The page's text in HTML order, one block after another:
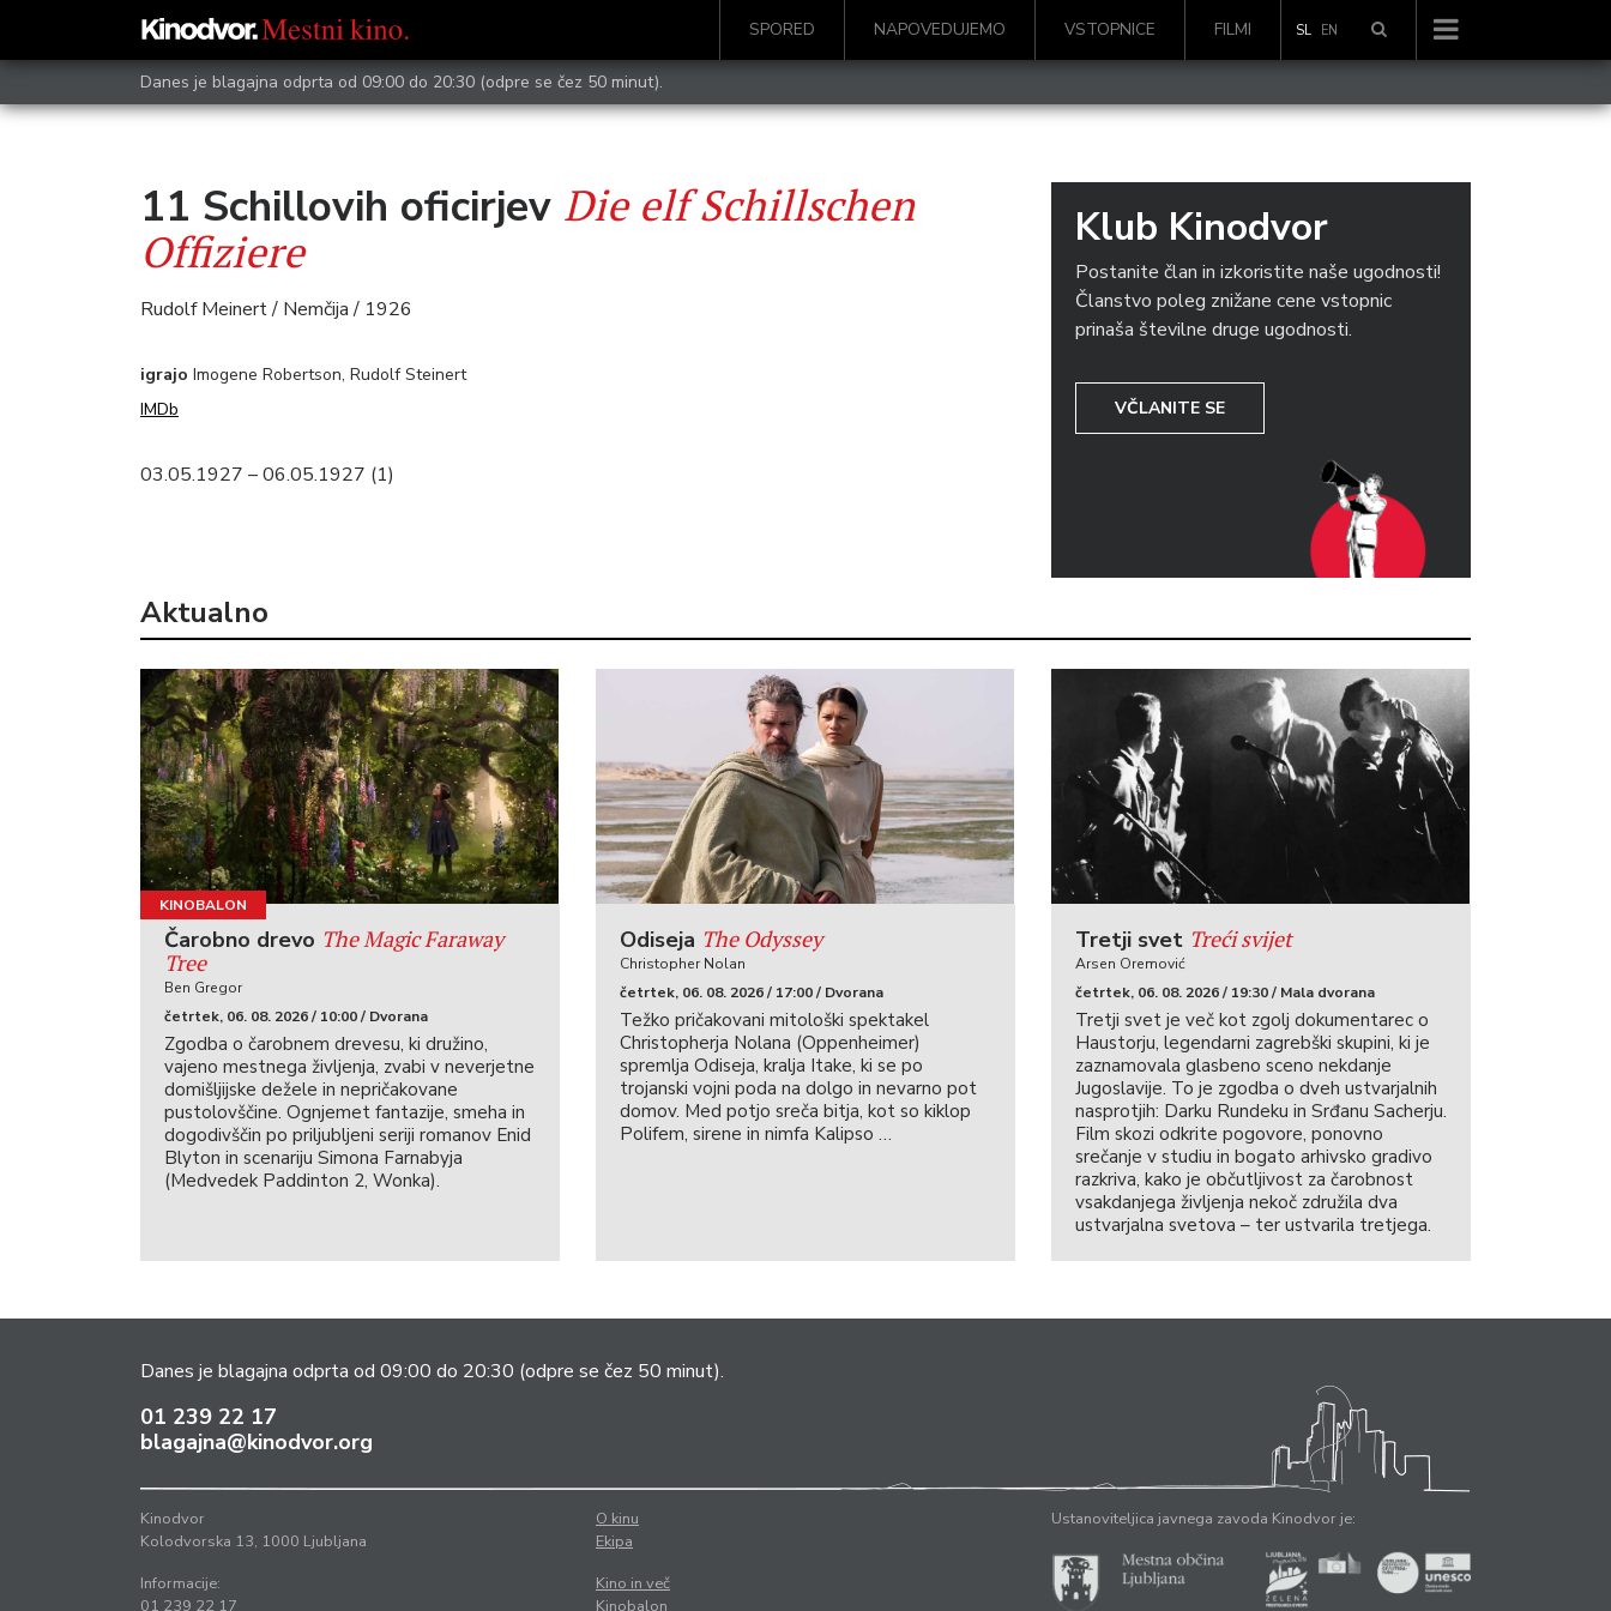
SPORED NAPOVEDUJEMO VSTOPNICE FILMI SL EN
Danes je blagajna odprta od 09:00 do 20:30 (odpre se čez 50 minut).
11 Schillovih oficirjev Die elf Schillschen
Offiziere
Rudolf Meinert / Nemčija / 1926
igrajo Imogene Robertson, Rudolf Steinert
IMDb
03.05.1927 – 06.05.1927 (1)
Klub Kinodvor
Postanite član in izkoristite naše ugodnosti!
Članstvo poleg znižane cene vstopnic
prinaša številne druge ugodnosti.
VČLANITE SE
Aktualno
KINOBALON
Čarobno drevo The Magic Faraway
Tree
Ben Gregor
četrtek, 06. 08. 2026 / 10:00 / Dvorana
Zgodba o čarobnem drevesu, ki družino,
vajeno mestnega življenja, zvabi v neverjetne
domišljijske dežele in nepričakovane
pustolovščine. Ognjemet fantazije, smeha in
dogodivščin po priljubljeni seriji romanov Enid
Blyton in scenariju Simona Farnabyja
(Medvedek Paddinton 2, Wonka).
Odiseja The Odyssey
Christopher Nolan
četrtek, 06. 08. 2026 / 17:00 / Dvorana
Težko pričakovani mitološki spektakel
Christopherja Nolana (Oppenheimer)
spremlja Odiseja, kralja Itake, ki se po
trojanski vojni poda na dolgo in nevarno pot
domov. Med potjo sreča bitja, kot so kiklop
Polifem, sirene in nimfa Kalipso …
Tretji svet Treći svijet
Arsen Oremović
četrtek, 06. 08. 2026 / 19:30 / Mala dvorana
Tretji svet je več kot zgolj dokumentarec o
Haustorju, legendarni zagrebški skupini, ki je
zaznamovala glasbeno sceno nekdanje
Jugoslavije. To je zgodba o dveh ustvarjalnih
nasprotjih: Darku Rundeku in Srđanu Sacherju.
Film skozi odkrite pogovore, ponovno
srečanje v studiu in bogato arhivsko gradivo
razkriva, kako je občutljivost za čarobnost
vsakdanjega življenja nekoč združila dva
ustvarjalna svetova – ter ustvarila tretjega.
Danes je blagajna odprta od 09:00 do 20:30 (odpre se čez 50 minut).
01 239 22 17
blagajna@kinodvor.org
Kinodvor
Kolodvorska 13, 1000 Ljubljana
Informacije:
01 239 22 17
O kinu
Ekipa
Kino in več
Kinobalon
Ustanoviteljica javnega zavoda Kinodvor je: